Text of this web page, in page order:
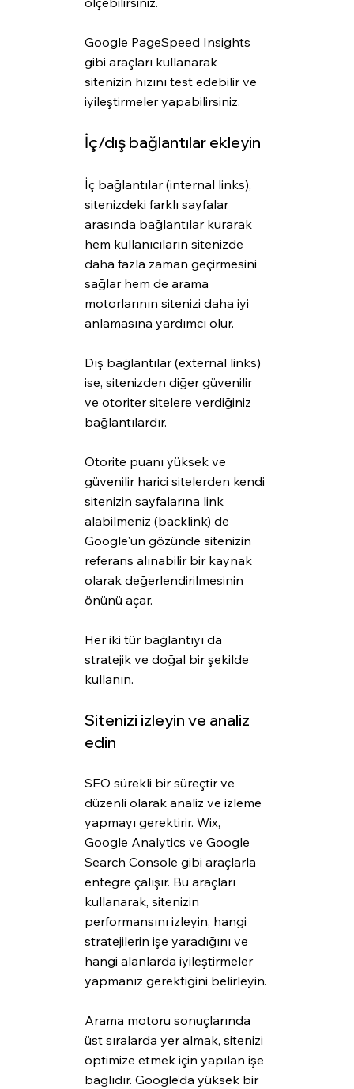
Google PageSpeed Insights
gibi araçları kullanarak
sitenizin hızını test edebilir ve
iyileştirmeler yapabilirsiniz.
İç/dış bağlantılar ekleyin
İç bağlantılar (internal links),
sitenizdeki farklı sayfalar
arasında bağlantılar kurarak
hem kullanıcıların sitenizde
daha fazla zaman geçirmesini
sağlar hem de arama
motorlarının sitenizi daha iyi
anlamasına yardımcı olur.
Dış bağlantılar (external links)
ise, sitenizden diğer güvenilir
ve otoriter sitelere verdiğiniz
bağlantılardır.
Otorite puanı yüksek ve
güvenilir harici sitelerden kendi
sitenizin sayfalarına link
alabilmeniz (backlink) de
Google'un gözünde sitenizin
referans alınabilir bir kaynak
olarak değerlendirilmesinin
önünü açar.
Her iki tür bağlantıyı da
stratejik ve doğal bir şekilde
kullanın.
Sitenizi izleyin ve analiz
edin
SEO sürekli bir süreçtir ve
düzenli olarak analiz ve izleme
yapmayı gerektirir. Wix,
Google Analytics ve Google
Search Console gibi araçlarla
entegre çalışır. Bu araçları
kullanarak, sitenizin
performansını izleyin, hangi
stratejilerin işe yaradığını ve
hangi alanlarda iyileştirmeler
yapmanız gerektiğini belirleyin.
Arama motoru sonuçlarında
üst sıralarda yer almak, sitenizi
optimize etmek için yapılan işe
bağlıdır. Google’da yüksek bir